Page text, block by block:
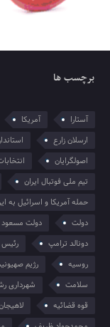
برچسب ها
آستارا آمریکا
ارسلان زارع
اصولگرایان
انتخابات
تیم ملی فوتبال ایران
حمله آمریکا و اسرائیل به
دولت
دولت مسعود
دونالد ترامپ
رئیس
روسیه
رژیم
سلامت
شهرداری
قوه قضائیه